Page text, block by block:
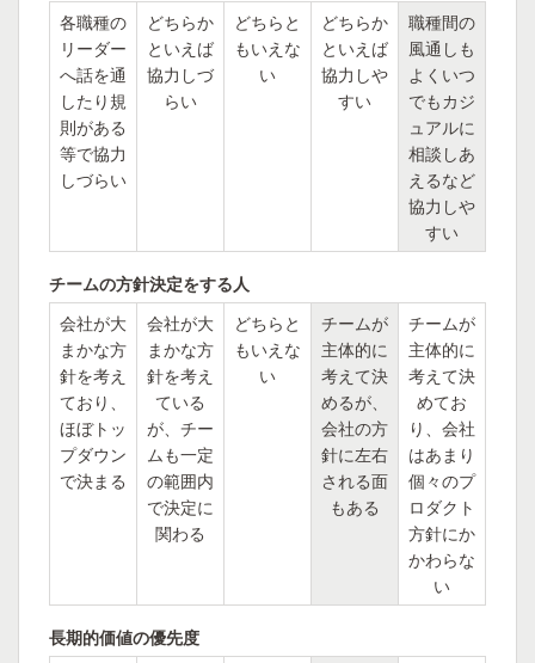
各職種の
リーダー
へ話を通
したり規
則がある
等で協力
しづらい
どちらか
といえば
協力しづ
らい
どちらと
もいえな
い
どちらか
といえば
協力しや
すい
職種間の
風通しも
よくいつ
でもカジ
ュアルに
相談しあ
えるなど
協力しや
すい
チームの方針決定をする人
会社が大
まかな方
針を考え
ており、
ほぼトッ
プダウン
で決まる
会社が大
まかな方
針を考え
ている
が、チー
ムも一定
の範囲内
で決定に
関わる
どちらと
もいえな
い
チームが
主体的に
考えて決
めるが、
会社の方
針に左右
される面
もある
チームが
主体的に
考えて決
めてお
り、会社
はあまり
個々のプ
ロダクト
方針にか
かわらな
い
長期的価値の優先度